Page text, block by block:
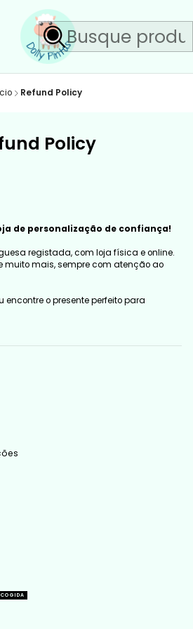
Refund Policy
Policy
de personalização de confiança!
registada, com loja física e online.
muito mais, sempre com atenção ao
encontre o presente perfeito para